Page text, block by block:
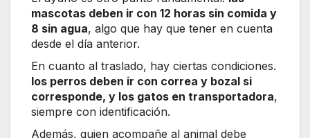
mascotas deben ir con 12 horas sin comida y
8 sin agua, algo que hay que tener en cuenta
desde el día anterior.
En cuanto al traslado, hay ciertas condiciones.
los perros deben ir con correa y bozal si
corresponde, y los gatos en transportadora,
siempre con identificación.
Además, quien acompañe al animal debe